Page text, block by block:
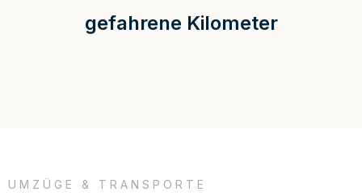
gefahrene Kilometer
UMZÜGE & TRANSPORTE